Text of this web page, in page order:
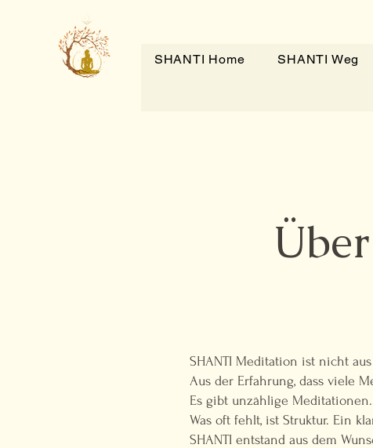
SHANTI Home SHANTI Weg
SHANTI Meditation ist nicht
Aus der Erfahrung, dass viele
Es gibt unzählige
Was oft fehlt, ist Struktur. Ein
SHANTI entstand aus dem